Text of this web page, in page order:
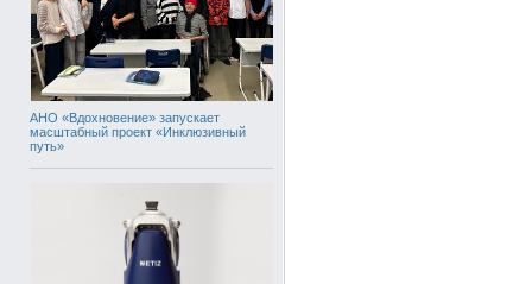
АНО «Вдохновение» запускает
масштабный проект «Инклюзивный
путь»